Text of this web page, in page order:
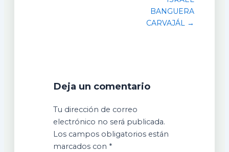
BANGUERA
CARVAJÁL →
Deja un comentario
Tu dirección de correo
electrónico no será publicada.
Los campos obligatorios están
marcados con *